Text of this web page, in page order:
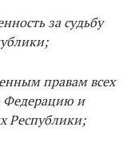
за судьбу
правам всех
Федерацию и
Республики;